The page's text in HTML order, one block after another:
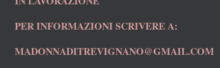
PER INFORMAZIONI SCRIVERE A:
MADONNADITREVIGNANO@GMAIL.COM